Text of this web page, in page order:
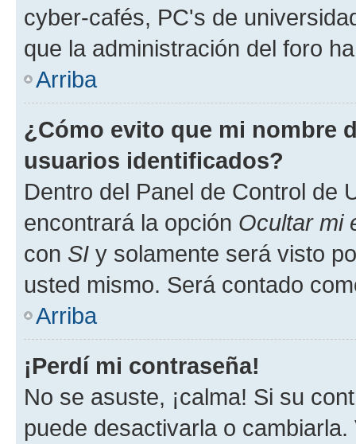
cyber-cafés, PC's de
que la administración del foro
Arriba
¿Cómo evito que mi nombre
usuarios identificados?
Dentro del Panel de Control de
encontrará la opción Ocultar mi
con SI y solamente será visto
usted mismo. Será contado
Arriba
¡Perdí mi contraseña!
No se asuste, ¡calma! Si su
puede desactivarla o